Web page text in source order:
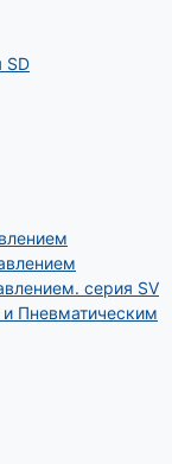
SD
серия SV
Пневматическим